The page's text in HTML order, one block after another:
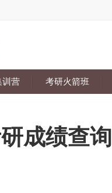
训营 考研火箭班
成绩查